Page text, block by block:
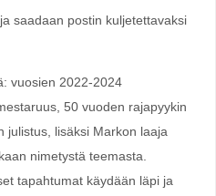
saadaan postin kuljetettavaksi
vuosien 2022-2024
50 vuoden rajapyykin
julistus, lisäksi Markon laaja
nimetystä teemasta.
tapahtumat käydään läpi ja